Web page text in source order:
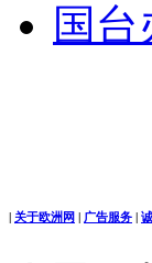
国
关于欧洲网 广告服务